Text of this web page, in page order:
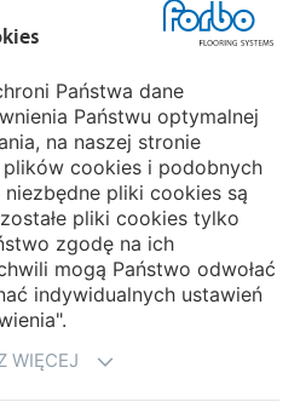
Państwa dane
Państwu optymalnej
na naszej stronie
cookies i podobnych
pliki cookies są
pliki cookies tylko
zgodę na ich
mogą Państwo odwołać
indywidualnych ustawień
WIĘCEJ